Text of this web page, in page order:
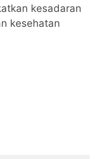
kesadaran
kesehatan